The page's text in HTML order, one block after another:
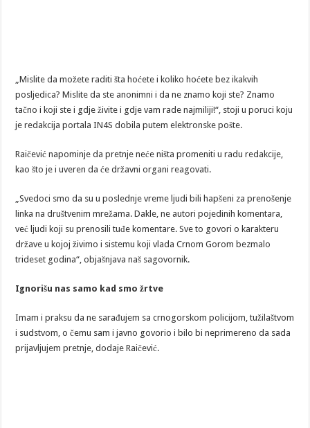
„Mislite da možete raditi šta hoćete i koliko hoćete bez ikakvih
posljedica? Mislite da ste anonimni i da ne znamo koji ste? Znamo
tačno i koji ste i gdje živite i gdje vam rade najmiliji!“, stoji u poruci koju
je redakcija portala IN4S dobila putem elektronske pošte.
Raičević napominje da pretnje neće ništa promeniti u radu redakcije,
kao što je i uveren da će državni organi reagovati.
„Svedoci smo da su u poslednje vreme ljudi bili hapšeni za prenošenje
linka na društvenim mrežama. Dakle, ne autori pojedinih komentara,
već ljudi koji su prenosili tuđe komentare. Sve to govori o karakteru
države u kojoj živimo i sistemu koji vlada Crnom Gorom bezmalo
trideset godina“, objašnjava naš sagovornik.
Ignorišu nas samo kad smo žrtve
Imam i praksu da ne sarađujem sa crnogorskom policijom, tužilaštvom
i sudstvom, o čemu sam i javno govorio i bilo bi neprimereno da sada
prijavljujem pretnje, dodaje Raičević.